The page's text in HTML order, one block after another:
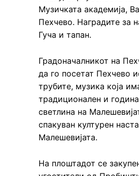
Музичката академија,
Пехчево. Наградите за
Гуча и тапан.
Градоначалникот на
да го посетат Пехчево
трубите, музика која
традиционален и
светлина на
спакуван културен
Малешевијата.
На плоштадот се